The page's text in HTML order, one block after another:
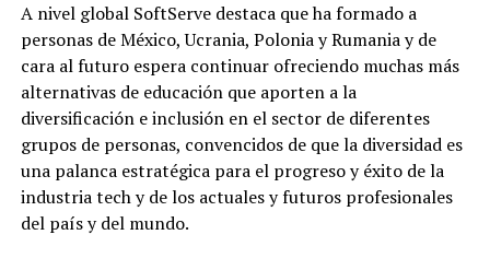
A nivel global SoftServe destaca que ha formado a
personas de México, Ucrania, Polonia y Rumania y de
cara al futuro espera continuar ofreciendo muchas más
alternativas de educación que aporten a la
diversificación e inclusión en el sector de diferentes
grupos de personas, convencidos de que la diversidad es
una palanca estratégica para el progreso y éxito de la
industria tech y de los actuales y futuros profesionales
del país y del mundo.